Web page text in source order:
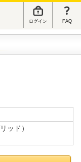
ログイン FAQ
ッド）